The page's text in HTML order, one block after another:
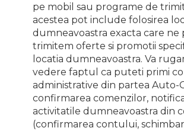
pe mobil sau programe de
acestea pot include folosirea
dumneavoastra exacta care ne
trimitem oferte si promotii
locatia dumneavoastra. Va
vedere faptul ca puteti primi
administrative din partea Auto-
confirmarea comenzilor,
activitatile dumneavoastra din
(confirmarea contului,